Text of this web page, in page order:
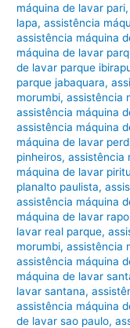
máquina de lavar pari
lapa,assistência
assistência máquina
máquina de lavar
de lavar parque
parque jabaquara,
morumbi,assistência
assistência máquina
assistência máquina
máquina de lavar
pinheiros,assistência
máquina de lavar
planalto paulista,
assistência máquina
máquina de lavar
lavar real parque,
morumbi,assistência
assistência máquina
máquina de lavar
lavar santana,
assistência máquina
de lavar sao paulo,